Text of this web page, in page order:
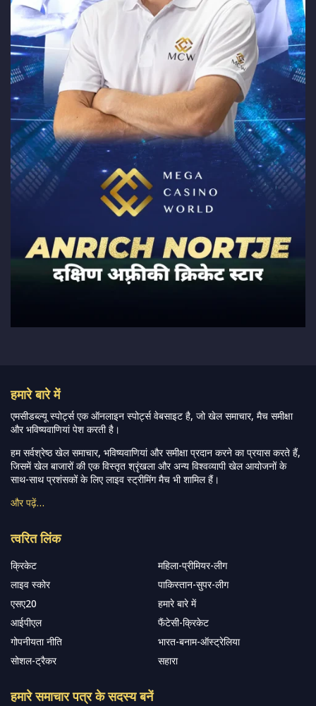
हमारे बारे में
एमसीडब्ल्यू स्पोर्ट्स एक ऑनलाइन स्पोर्ट्स वेबसाइट है, जो खेल समाचार, मैच समीक्षा
और भविष्यवाणियां पेश करती है।
हम सर्वश्रेष्ठ खेल समाचार, भविष्यवाणियां और समीक्षा प्रदान करने का प्रयास करते हैं,
जिसमें खेल बाजारों की एक विस्तृत श्रृंखला और अन्य विश्वव्यापी खेल आयोजनों के
साथ-साथ प्रशंसकों के लिए लाइव स्ट्रीमिंग मैच भी शामिल हैं।
और पढ़ें…
त्वरित लिंक
क्रिकेट
महिला-प्रीमियर-लीग
लाइव स्कोर
पाकिस्तान-सुपर-लीग
एसए20
हमारे बारे में
आईपीएल
फैंटेसी-क्रिकेट
गोपनीयता नीति
भारत-बनाम-ऑस्ट्रेलिया
सोशल-ट्रैकर
सहारा
हमारे समाचार पत्र के सदस्य बनें